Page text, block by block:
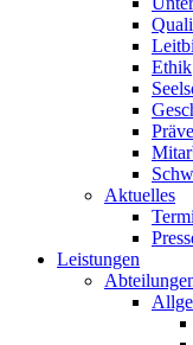
Ethik
Aktuelles
Leistungen